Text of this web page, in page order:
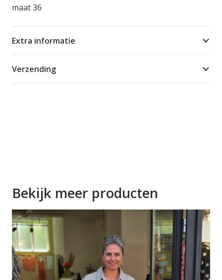
maat 36
Extra informatie
Verzending
Bekijk meer producten